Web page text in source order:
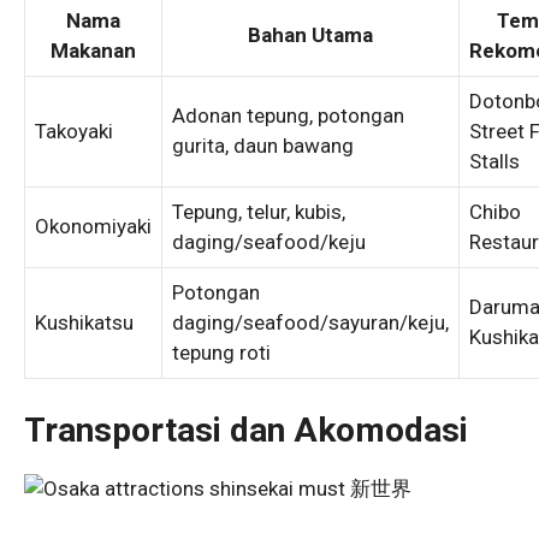
Nama
Makanan
Bahan Utama
Takoyaki
Adonan tepung, potongan
gurita, daun bawang
Street
Stalls
Okonomiyaki
Tepung, telur, kubis,
daging/seafood/keju
Chibo
Kushikatsu
Potongan
daging/seafood/sayuran/keju,
tepung roti
Daruma
Transportasi dan Akomodasi